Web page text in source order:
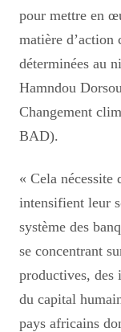
pour mettre en
matière
déterminées au
Hamndou
Changement
BAD).
« Cela nécessite
intensifient leur
système des
se concentrant
productives, des
du capital
pays africains